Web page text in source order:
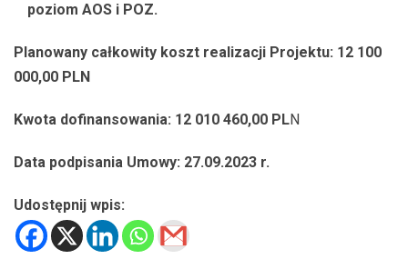
poziom AOS i POZ.
Planowany całkowity koszt realizacji Projektu: 12 100
000,00 PLN
Kwota dofinansowania: 12 010 460,00 PLN
Data podpisania Umowy: 27.09.2023 r.
Udostępnij wpis: